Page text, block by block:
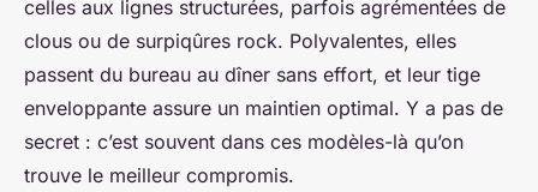
celles aux lignes structurées, parfois agrémentées de
clous ou de surpiqûres rock. Polyvalentes, elles
passent du bureau au dîner sans effort, et leur tige
enveloppante assure un maintien optimal. Y a pas de
secret : c’est souvent dans ces modèles-là qu’on
trouve le meilleur compromis.